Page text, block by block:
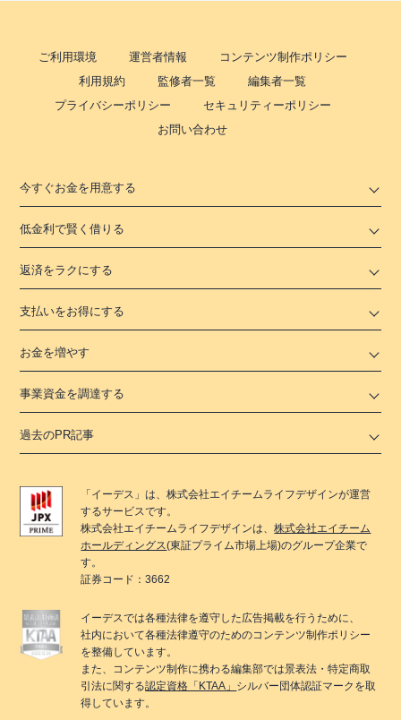
ご利用環境 運営者情報
コンテンツ制作ポリシー
利用規約
監修者一覧
編集者一覧
プライバシーポリシー
セキュリティーポリシー
お問い合わせ
今すぐお金を用意する
低金利で賢く借りる
返済をラクにする
支払いをお得にする
お金を増やす
事業資金を調達する
過去のPR記事
「 イーデス 」は、株式会社エイチームライフデザインが運営
するサービスです。
株式会社エイチームライフデザインは、株式会社エイチーム
ホールディングス(東証プライム市場上場)のグループ企業で
す。
証券コード：3662
イーデスでは各種法律を遵守した広告掲載を行うために、
社内において各種法律遵守のためのコンテンツ制作ポリシー
を整備しています。
また、コンテンツ制作に携わる編集部では景表法・特定商取
引法に関する認定資格「KTAA」 シルバー団体認証マークを取
得しています。